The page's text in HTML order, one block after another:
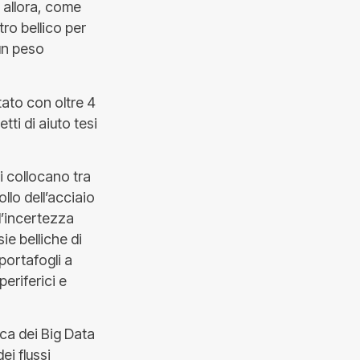
allora, come
bellico per
peso
con oltre 4
di aiuto tesi
collocano tra
dell’acciaio
belliche di
a
e
dei Big Data
flussi